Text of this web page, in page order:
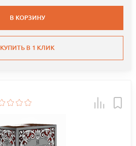
В КОРЗИНУ
КУПИТЬ В 1 КЛИК